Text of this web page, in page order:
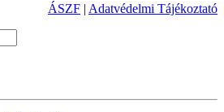
ÁSZF | Adatvédelmi Tájékoztató